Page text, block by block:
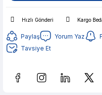
Hızlı Gönderi Kargo
Paylaş Yorum Yaz
Tavsiye Et